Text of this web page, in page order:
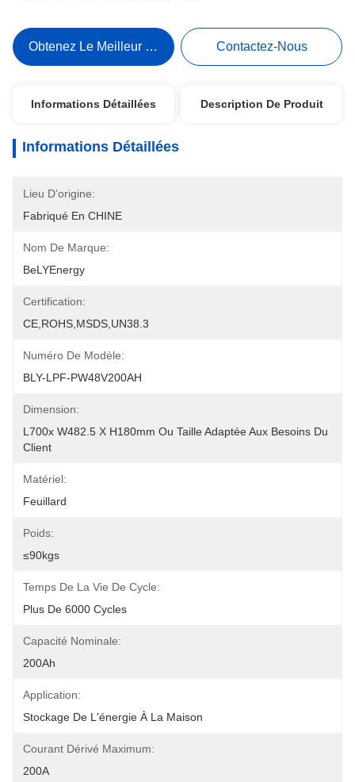
Obtenez Le Meilleur Prix Contactez-Nous
Informations Détaillées Description De Produit
Informations Détaillées
Lieu D'origine:
Fabriqué En CHINE
Nom De Marque:
BeLYEnergy
Certification:
CE,ROHS,MSDS,UN38.3
Numéro De Modèle:
BLY-LPF-PW48V200AH
Dimension:
L700x W482.5 X H180mm Ou Taille Adaptée Aux Besoins Du
Client
Matériel:
Feuillard
Poids:
≤90kgs
Temps De La Vie De Cycle:
Plus De 6000 Cycles
Capacité Nominale:
200Ah
Application:
Stockage De L'énergie À La Maison
Courant Dérivé Maximum:
200A